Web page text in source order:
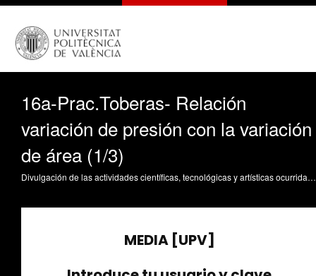
16a-Prac.Toberas- Relación
variación de presión con la variación
de área (1/3)
Divulgación de las actividades científicas, tecnológicas y artísticas ocurridas en los tres campus de la UPV